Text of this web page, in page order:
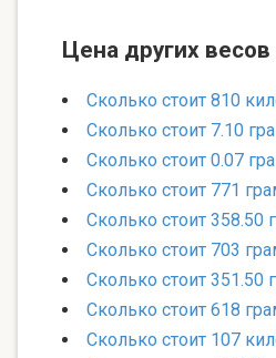
Цена других
Сколько стоит 810
Сколько стоит 7.10
Сколько стоит 0.07
Сколько стоит 771
Сколько стоит 358.50
Сколько стоит 703
Сколько стоит 351.50
Сколько стоит 618
Сколько стоит 107